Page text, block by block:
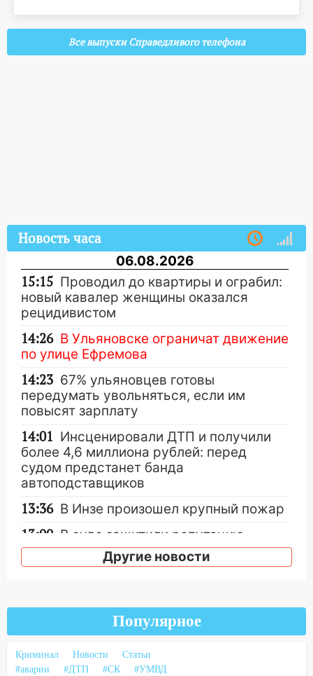
Все выпуски Справедливого телефона
Новость часа
06.08.2026
15:15 Проводил до квартиры и ограбил:
новый кавалер женщины оказался
рецидивистом
14:26 В Ульяновске ограничат движение
по улице Ефремова
14:23 67% ульяновцев готовы
передумать увольняться, если им
повысят зарплату
14:01 Инсценировали ДТП и получили
более 4,6 миллиона рублей: перед
судом предстанет банда
автоподставщиков
13:36 В Инзе произошел крупный пожар
13:00 В суде защитили репутацию
мужчины, которого необоснованно
обвиняли в жестоком обращении с
12:28 Миллион на «льготниках»: в
Ульяновской области перевозчик
провернул хитрую схему с чужими
проездными
Другие новости
Популярное
Криминал Новости
Статьи
#аварии
#ДТП #СК #УМВД